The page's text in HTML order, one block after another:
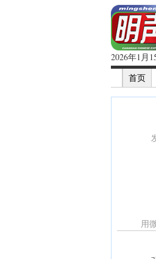
2026年1月
首页
用